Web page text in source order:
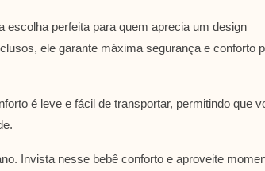
escolha perfeita para quem aprecia um design
ele garante máxima segurança e conforto
é leve e fácil de transportar, permitindo que
Invista nesse bebê conforto e aproveite